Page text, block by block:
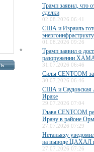
*
Трамп заявил, что
сделки
02.08.2026 06:41
США и Израиль
01.08.2026 09:26
Трамп заявил о
разоружении
31.07.2026 06:46
Силы CENTCOM
30.07.2026 06:46
США и Саудовская
Ираке
29.07.2026 07:04
Глава CENTCOM
Ирану в районе
27.07.2026 07:29
Нетаньяху
на выводе ЦАХАЛ
27.07.2026 07:26